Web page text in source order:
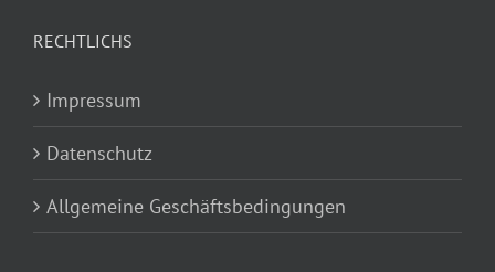
RECHTLICHS
Impressum
Datenschutz
Allgemeine Geschäftsbedingungen